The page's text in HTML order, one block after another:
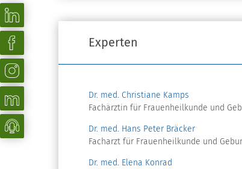
Experten
Dr. med. Christiane Kamps
Fachärztin für Frauenheilkunde und
Dr. med. Hans Peter Bräcker
Facharzt für Frauenheilkunde und
Dr. med. Elena Konrad